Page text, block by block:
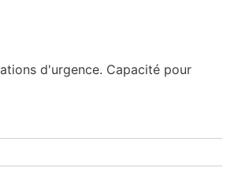
d'urgence. Capacité pour